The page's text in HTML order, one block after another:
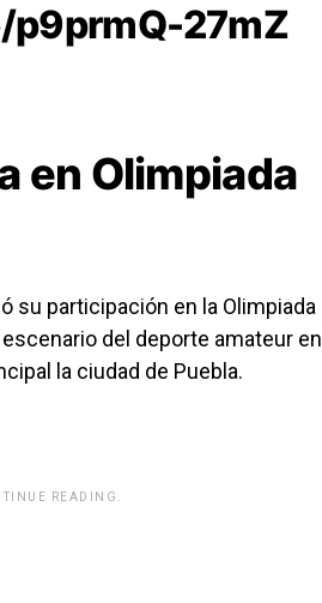
27mZ
en Olimpiada
su participación en la Olimpiada
del deporte amateur en
la ciudad de Puebla.
READING.